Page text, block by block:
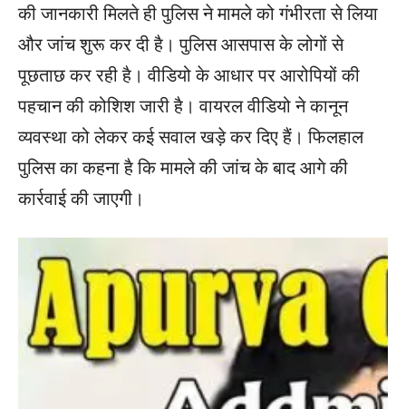
की जानकारी मिलते ही पुलिस ने मामले को गंभीरता से लिया
और जांच शुरू कर दी है। पुलिस आसपास के लोगों से
पूछताछ कर रही है। वीडियो के आधार पर आरोपियों की
पहचान की कोशिश जारी है। वायरल वीडियो ने कानून
व्यवस्था को लेकर कई सवाल खड़े कर दिए हैं। फिलहाल
पुलिस का कहना है कि मामले की जांच के बाद आगे की
कार्रवाई की जाएगी।